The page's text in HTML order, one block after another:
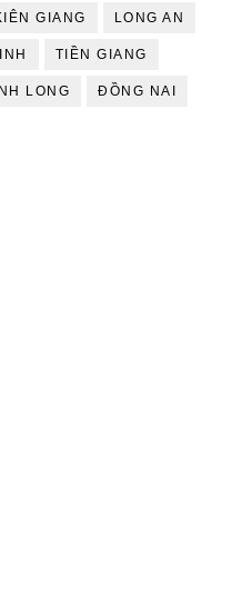
GIANG LONG AN
TIỀN GIANG
LONG ĐỒNG NAI